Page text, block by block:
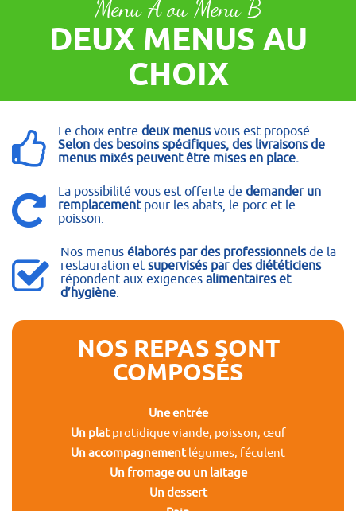
Menu A ou Menu B
DEUX MENUS AU
CHOIX
Le choix entre deux menusvous est proposé.
Selon des besoins spécifiques, des livraisons de
menus mixés peuvent être mises en place.
La possibilité vous est offerte de demander un
remplacementpour les abats, le porc et le
poisson.
Nos menus élaborés par des professionnelsde la
restauration et supervisés par des diététiciens
répondent aux exigences alimentaires et
d’hygiène.
NOS REPAS SONT
COMPOSÉS
Une entrée
Un platprotidique viande, poisson, œuf
Un accompagnementlégumes, féculent
Un fromage ou un laitage
Un dessert